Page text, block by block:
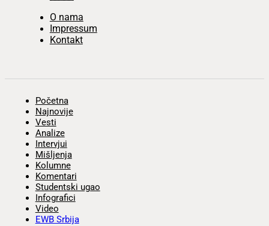
O nama
Impressum
Kontakt
Početna
Najnovije
Vesti
Analize
Intervjui
Mišljenja
Kolumne
Komentari
Studentski ugao
Infografici
Video
EWB Srbija